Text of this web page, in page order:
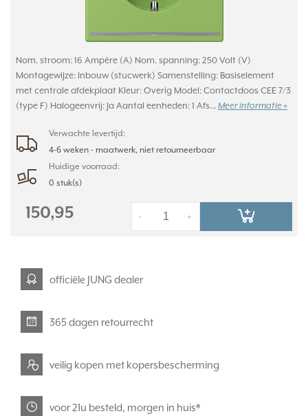
Nom. stroom: 16 Ampère (A) Nom. spanning: 250 Volt (V)
Montagewijze: Inbouw (stucwerk) Samenstelling: Basiselement
met centrale afdekplaat Kleur: Overig Model: Contactdoos CEE 7/3
(type F) Halogeenvrij: Ja Aantal eenheden: 1 Afs... Meer informatie »
Verwachte levertijd:
4-6 weken - maatwerk, niet retourneerbaar
Huidige voorraad:
0 stuk(s)
150,95 +
-
officiële JUNG dealer
365 dagen retourrecht
veilig kopen met kopersbescherming
voor 21u besteld, morgen in huis*